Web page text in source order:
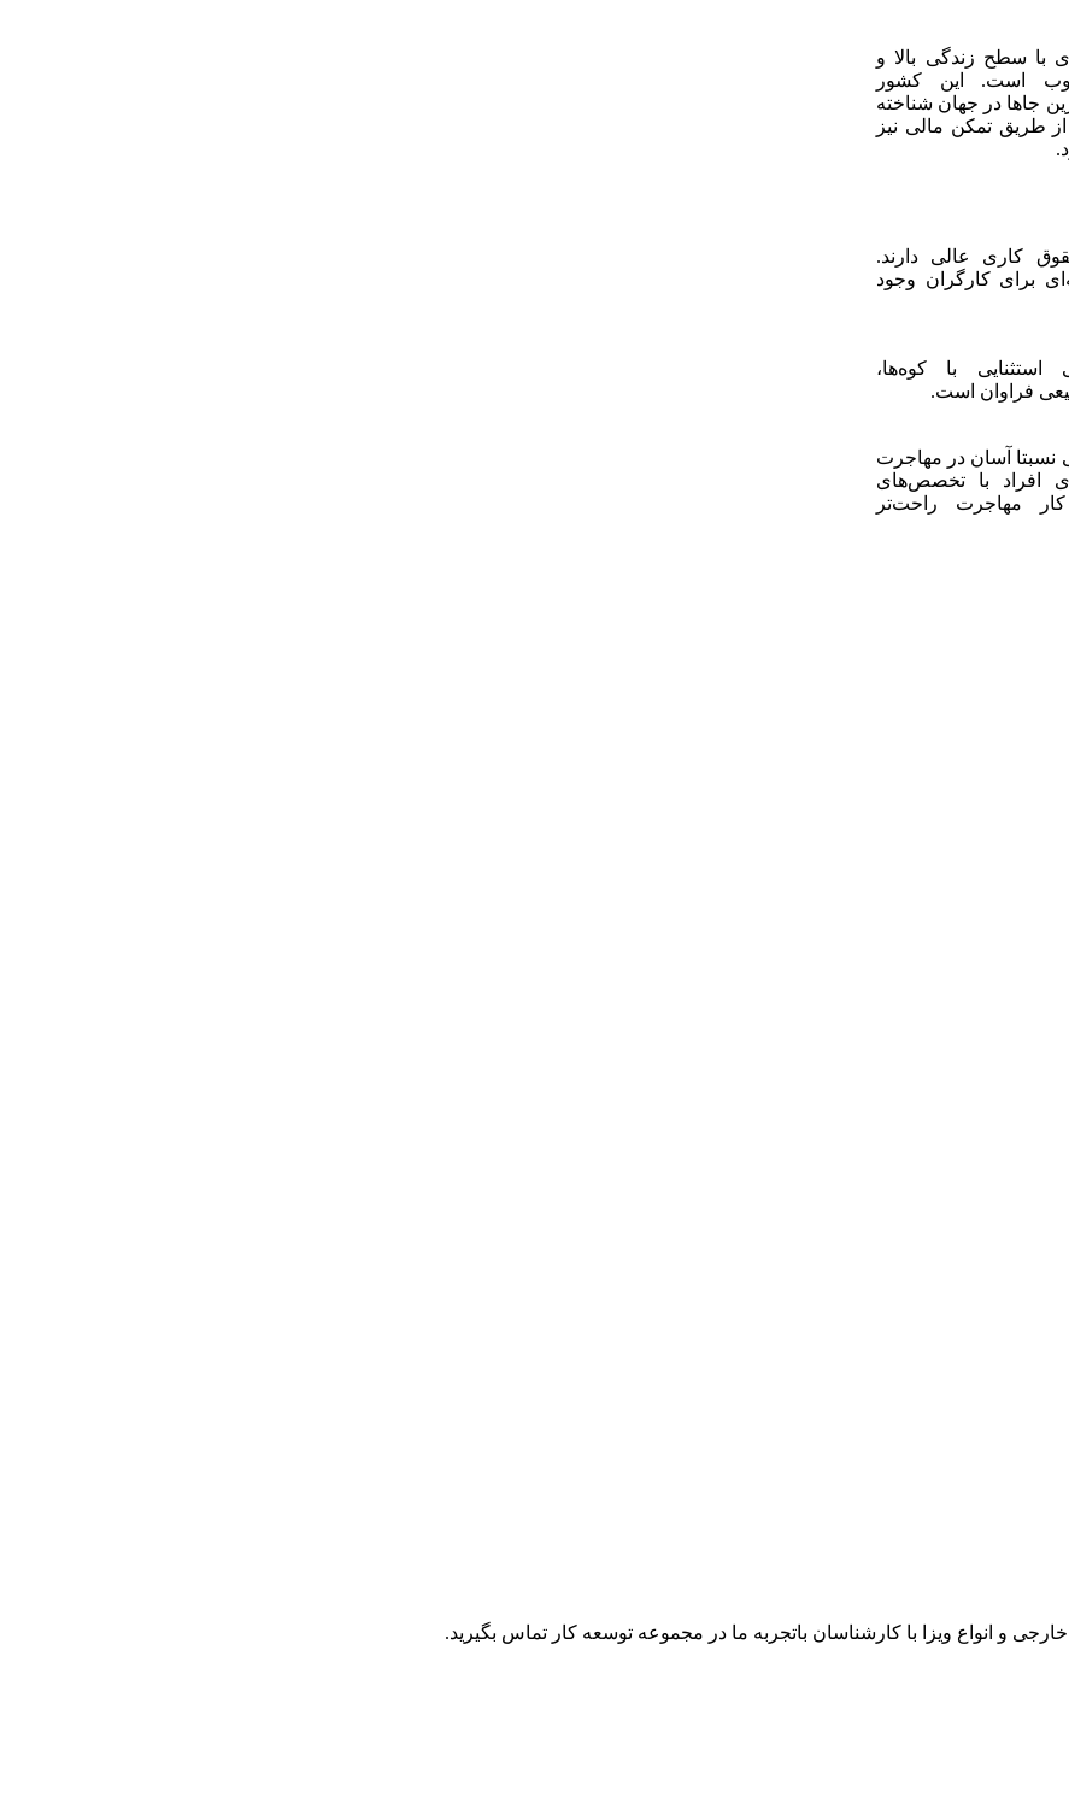
با سطح زندگی بالا و
است. این کشور
جاها در جهان شناخته
طریق تمکن مالی نیز
کاری عالی دارند.
برای کارگران وجود
استثنایی با کوه‌ها،
فراوان است.
نسبتا آسان در مهاجرت
افراد با تخصص‌های
کار مهاجرت راحت‌تر
انواع ویزا با کارشناسان باتجربه ما در مجموعه توسعه کار تماس بگیرید.